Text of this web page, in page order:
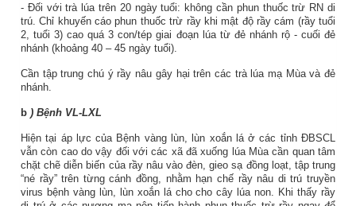
- Đối với trà lúa trên 20 ngày tuổi: không cần phun thuốc trừ RN di
trú. Chỉ khuyến cáo phun thuốc trừ rầy khi mật độ rầy cám (rầy tuổi
2, tuổi 3) cao quá 3 con/tép giai đoạn lúa từ đẻ nhánh rộ - cuối đẻ
nhánh (khoảng 40 – 45 ngày tuổi).
Cần tập trung chú ý rầy nâu gây hại trên các trà lúa mạ Mùa và đẻ
nhánh.
b ) Bệnh VL-LXL
Hiện tại áp lực của Bệnh vàng lùn, lùn xoắn lá ở các tỉnh ĐBSCL
vẫn còn cao do vậy đối với các xã đã xuống lúa Mùa cần quan tâm
chặt chẽ diễn biến của rầy nâu vào đèn, gieo sạ đồng loạt, tập trung
“né rầy” trên từng cánh đồng, nhằm hạn chế rầy nâu di trú truyền
virus bệnh vàng lùn, lùn xoắn lá cho cho cây lúa non. Khi thấy rầy